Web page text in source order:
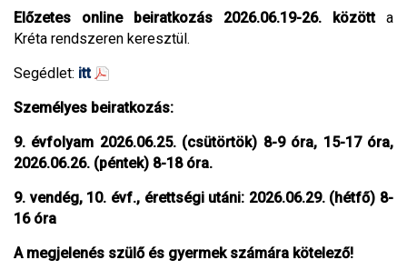
Előzetes online beiratkozás 2026.06.19-26. között a
Kréta rendszeren keresztül.
Segédlet: itt
Személyes beiratkozás:
9. évfolyam 2026.06.25. (csütörtök) 8-9 óra, 15-17 óra,
2026.06.26. (péntek) 8-18 óra.
9. vendég, 10. évf., érettségi utáni: 2026.06.29. (hétfő) 8-
16 óra
A megjelenés szülő és gyermek számára kötelező!